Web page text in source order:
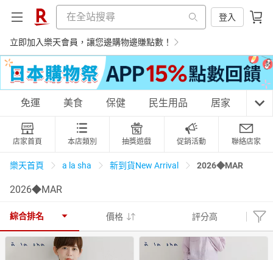
登入
立即加入樂天會員，讓您邊購物邊賺點數！
購物網分類
天天免運 美食蛋糕 養生保健 民生用品
居家生活 3C家電 親子玩具
免運 美食 保健 民生用品 居家 3C
店家首頁 本店類別 抽獎遊戲 促銷活動 聯絡店家
樂天首頁 a la sha 新到貨New Arrival 2026◆MAR
2026◆MAR
綜合排名 價格 評分高